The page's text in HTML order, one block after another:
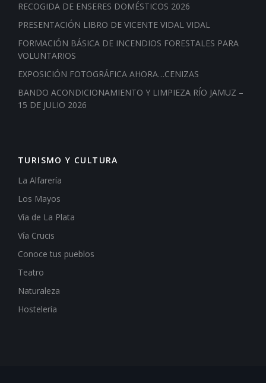
RECOGIDA DE ENSERES DOMÉSTICOS 2026
PRESENTACIÓN LIBRO DE VICENTE VIDAL VIDAL
FORMACIÓN BÁSICA DE INCENDIOS FORESTALES PARA
VOLUNTARIOS
EXPOSICIÓN FOTOGRÁFICA AHORA…CENIZAS
BANDO ACONDICIONAMIENTO Y LIMPIEZA RÍO JAMUZ –
15 DE JULIO 2026
TURISMO Y CULTURA
La Alfarería
Los Mayos
Vía de La Plata
Vía Crucis
Conoce tus pueblos
Teatro
Naturaleza
Hostelería